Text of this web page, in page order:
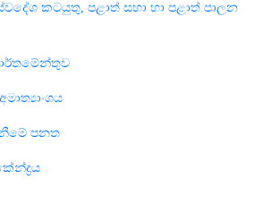
කටයුතු, පළාත් සභා හා පළාත් පාලන
පනත